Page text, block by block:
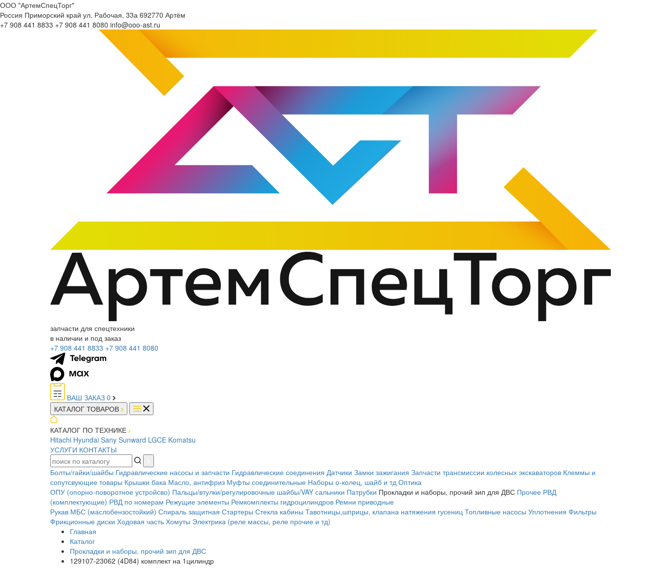
ООО "АртемСпецТорг"
Россия Приморский край ул. Рабочая, 33а 692770 Артём
+7 908 441 8833 +7 908 441 8080 info@ooo-ast.ru
запчасти для спецтехники
в наличии и под заказ
+7 908 441 8833 +7 908 441 8080
ВАШ ЗАКАЗ 0
КАТАЛОГ ТОВАРОВ
КАТАЛОГ ПО ТЕХНИКЕ
Hitachi Hyundai Sany Sunward LGCE Komatsu
УСЛУГИ КОНТАКТЫ
Болты/гайки/шайбы Гидравлические насосы и запчасти Гидравлические соединения Датчики Замки зажигания Запчасти трансмиссии колесных экскаваторов Клеммы и
сопутсвующие товары Крышки бака Масло, антифриз Муфты соединительные Наборы о-колец, шайб и тд Оптика
ОПУ (опорно-поворотное устройсво) Пальцы/втулки/регулировочные шайбы/VAY сальники Патрубки Прокладки и наборы, прочий зип для ДВС Прочее РВД
(комплектующие) РВД по номерам Режущие элементы Ремкомплекты гидроцилиндров Ремни приводные
Рукав МБС (маслобензостойкий) Спираль защитная Стартеры Стекла кабины Тавотницы,шприцы, клапана натяжения гусениц Топливные насосы Уплотнения Фильтры
Фрикционные диски Ходовая часть Хомуты Электрика (реле массы, реле прочие и тд)
Главная
Каталог
Прокладки и наборы, прочий зип для ДВС
129107-23062 (4D84) комплект на 1цилиндр